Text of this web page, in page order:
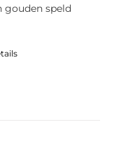
gouden speld